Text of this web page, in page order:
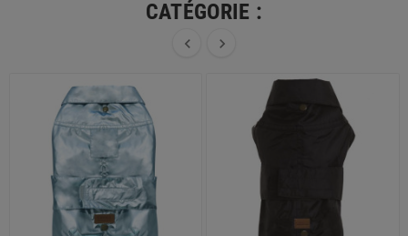
CATÉGORIE :
 